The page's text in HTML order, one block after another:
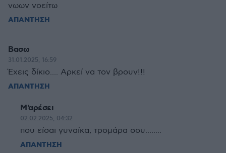
νωων νοείτω
ΑΠΑΝΤΗΣΗ
Βασω
31.01.2025, 16:59
Έχεις δίκιο.... Αρκεί να τον βρουν!!!
ΑΠΑΝΤΗΣΗ
Μ'αρέσει
02.02.2025, 04:32
που είσαι γυναίκα, τρομάρα σου........
ΑΠΑΝΤΗΣΗ